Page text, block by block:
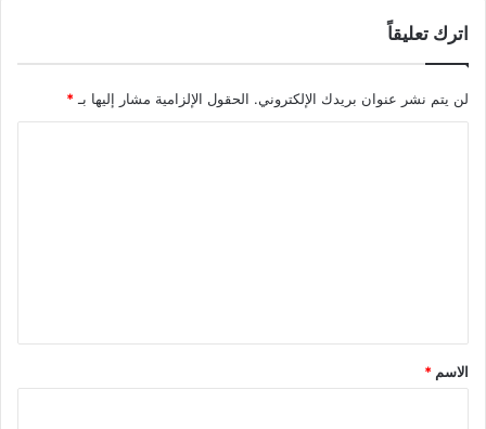
اترك تعليقاً
لن يتم نشر عنوان بريدك الإلكتروني. الحقول الإلزامية مشار إليها بـ *
*
الاسم *